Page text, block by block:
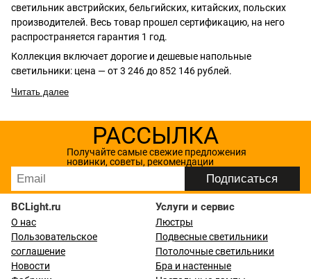
светильник австрийских, бельгийских, китайских, польских
производителей. Весь товар прошел сертификацию, на него
распространяется гарантия 1 год.
Коллекция включает дорогие и дешевые напольные
светильники: цена — от 3 246 до 852 146 рублей.
Читать далее
РАССЫЛКА
Получайте самые свежие предложения
новинки, советы, рекомендации
BCLight.ru
О нас
Пользовательское
соглашение
Новости
Услуги и сервис
Люстры
Подвесные светильники
Потолочные светильники
Бра и настенные